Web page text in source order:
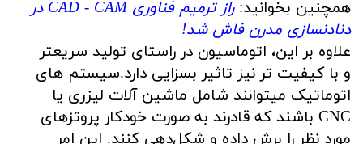
همچنین بخوانید:
راز ترمیم فناوری CAD - CAM در
دنادنسازی مدرن فاش شد!
علاوه بر این، اتوماسیون در راستای تولید سریعتر
و با کیفیت تر نیز تاثیر بسزایی دارد.سیستم های
اتوماتیک میتوانند شامل ماشین آلات لیزری یا
CNC باشند که قادرند به صورت خودکار پروتزهای
مورد نظر را برش داده و شکل‌دهی کنند. این امر